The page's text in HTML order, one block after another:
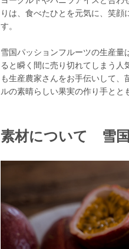
りは、食べたひとを元気に、笑
す。
雪国パッションフルーツの生産
ると瞬く間に売り切れてしまう
も生産農家さんをお手伝いして
ルの素晴らしい果実の作り手と
素材について 雪